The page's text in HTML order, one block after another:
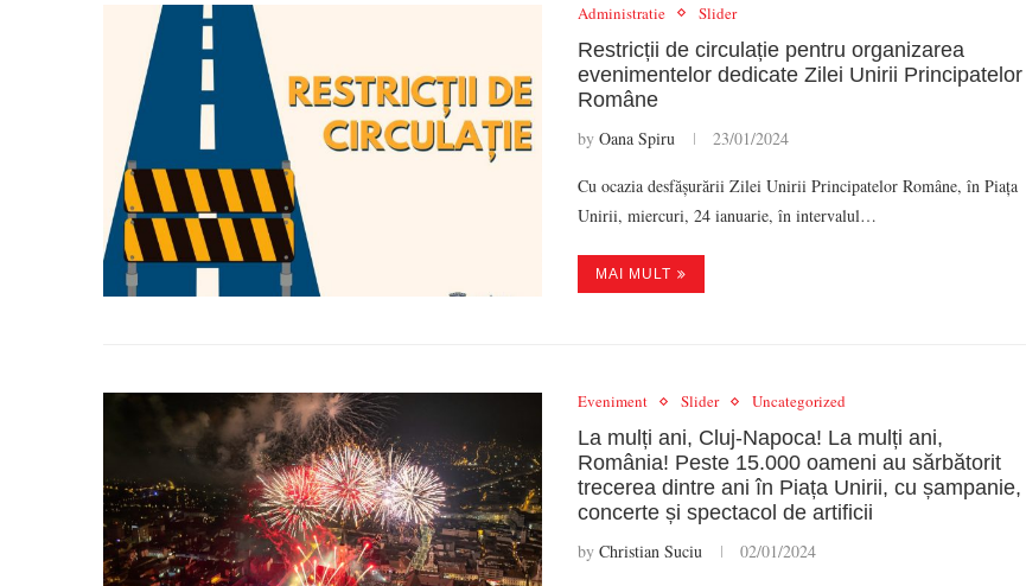
Administratie Slider
Restricții de circulație pentru organizarea
evenimentelor dedicate Zilei Unirii Principatelor
Române
by Oana Spiru 23/01/2024
Cu ocazia desfășurării Zilei Unirii Principatelor Române, în Piața
Unirii, miercuri, 24 ianuarie, în intervalul…
MAI MULT
Eveniment Slider Uncategorized
La mulți ani, Cluj-Napoca! La mulți ani,
România! Peste 15.000 oameni au sărbătorit
trecerea dintre ani în Piața Unirii, cu șampanie,
concerte și spectacol de artificii
by Christian Suciu 02/01/2024